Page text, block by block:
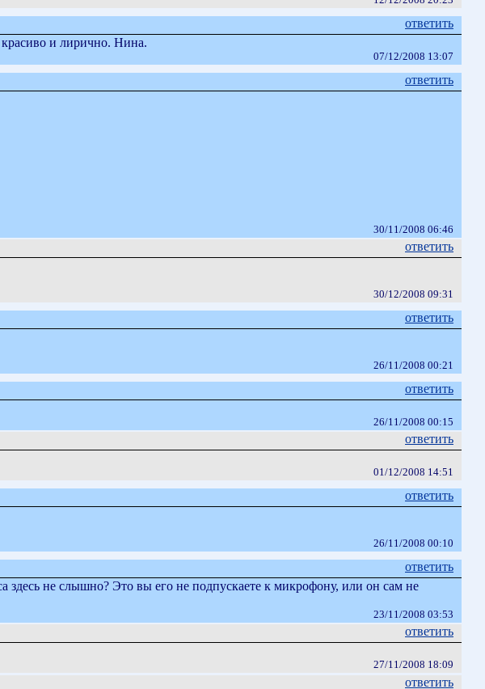
ответить
и лирично. Нина.
07/12/2008 13:07
ответить
30/11/2008 06:46
ответить
30/12/2008 09:31
ответить
26/11/2008 00:21
ответить
26/11/2008 00:15
ответить
01/12/2008 14:51
ответить
26/11/2008 00:10
ответить
не слышно? Это вы его не подпускаете к микрофону, или он сам не
23/11/2008 03:53
ответить
27/11/2008 18:09
ответить